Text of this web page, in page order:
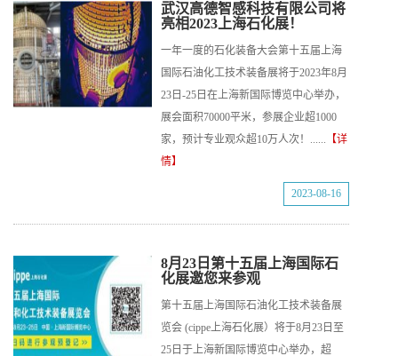
武汉高德智感科技有限公司将
亮相2023上海石化展！
一年一度的石化装备大会第十五届上海
国际石油化工技术装备展将于2023年8月
23日-25日在上海新国际博览中心举办，
展会面积70000平米，参展企业超1000
家，预计专业观众超10万人次！...... 【详
情】
2023-08-16
8月23日第十五届上海国际石
化展邀您来参观
第十五届上海国际石油化工技术装备展
览会 (cippe上海石化展）将于8月23日至
25日于上海新国际博览中心举办，超